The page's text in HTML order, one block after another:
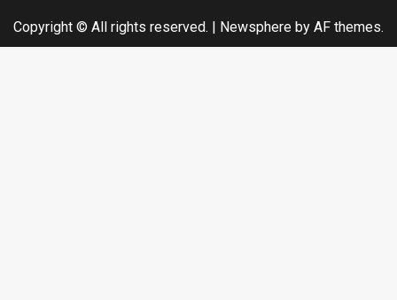
Copyright © All rights reserved. Newsphere by AF themes.